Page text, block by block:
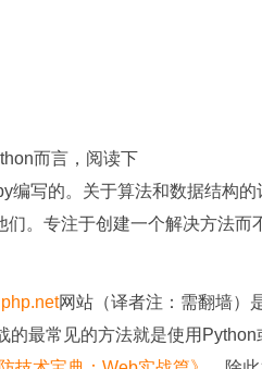
而言，阅读下
编写的。关于算法和数据结构的
。专注于创建一个解决方法而
php.net网站（译者注：需翻墙）
的最常见的方法就是使用Python